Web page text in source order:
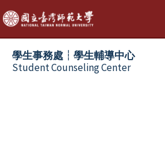
Skip
to
content
學生事務處┆學生輔導中心
Student Counseling Center